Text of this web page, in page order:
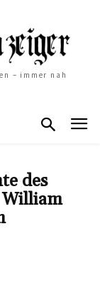
– immer nah
des
William